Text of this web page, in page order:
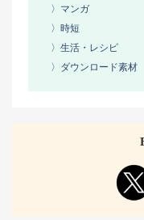
〉マンガ
〉時短
〉生活・レシピ
〉ダウンロード素材